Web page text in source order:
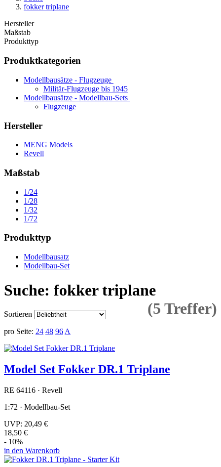
fokker triplane
Hersteller
Maßstab
Produkttyp
Produktkategorien
Modellbausätze - Flugzeuge
Militär-Flugzeuge bis 1945
Modellbausätze - Modellbau-Sets
Flugzeuge
Hersteller
MENG Models
Revell
Maßstab
1/24
1/28
1/32
1/72
Produkttyp
Modellbausatz
Modellbau-Set
Suche: fokker triplane
(5 Treffer)
Sortieren
pro Seite: 24 48 96 A
Model Set Fokker DR.1 Triplane
RE 64116 · Revell
1:72 · Modellbau-Set
UVP: 20,49 €
18,50 €
- 10%
in den Warenkorb